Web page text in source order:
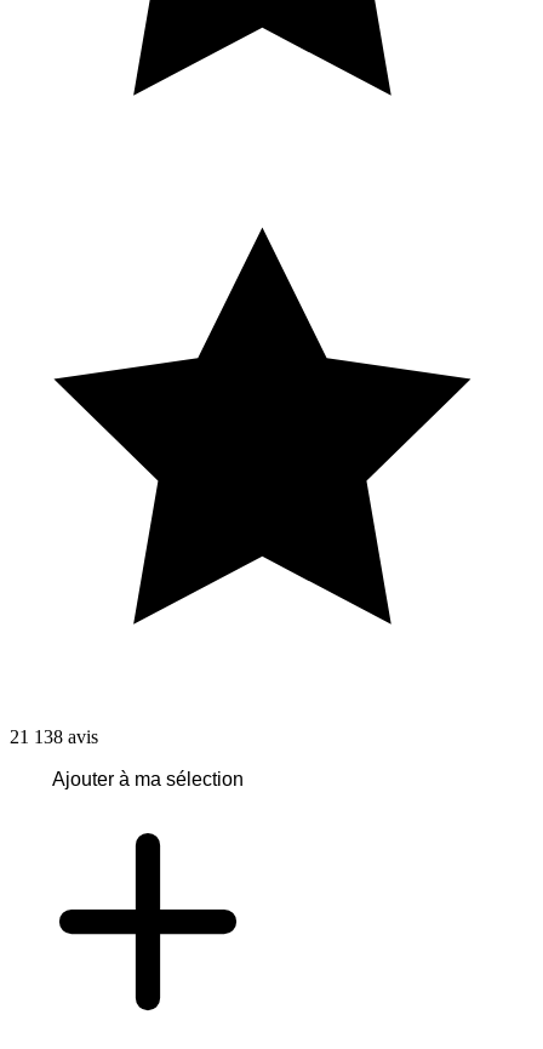
21 138 avis
Ajouter à ma sélection